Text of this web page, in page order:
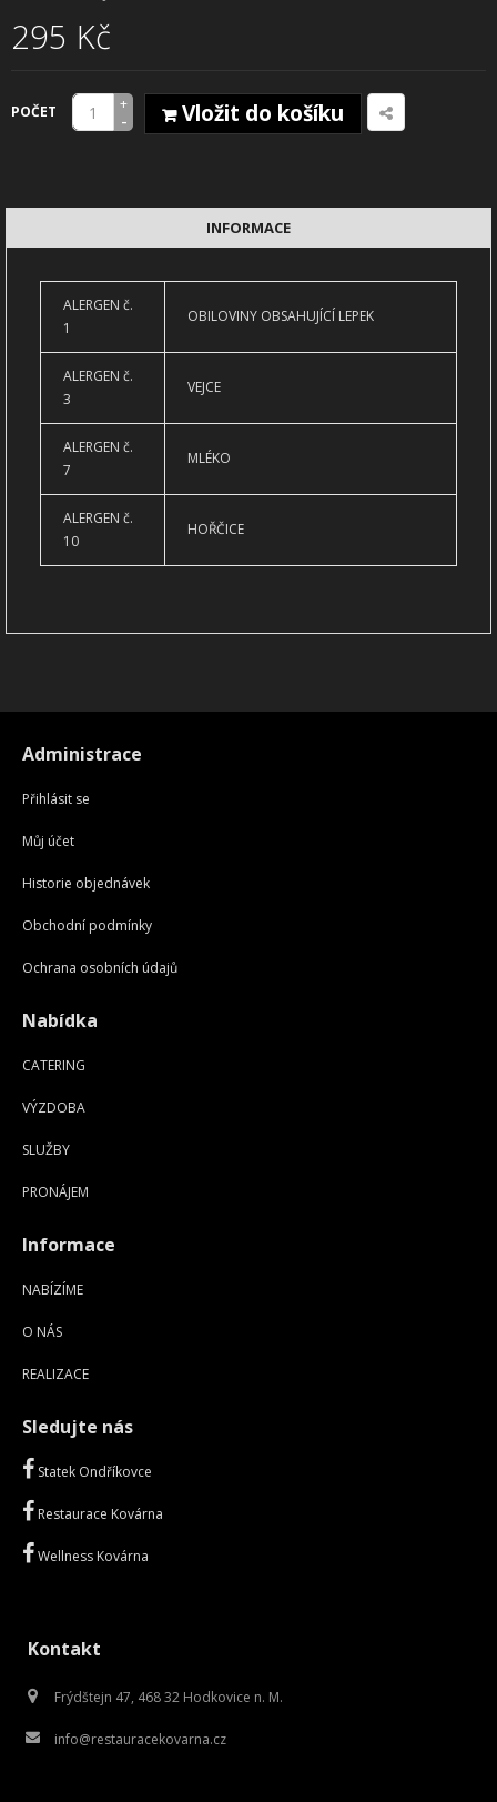
295 Kč
POČET +
- Vložit do košíku
INFORMACE
ALERGEN č.
1
OBILOVINY OBSAHUJÍCÍ LEPEK
ALERGEN č.
3
VEJCE
ALERGEN č.
7
MLÉKO
ALERGEN č.
10
HOŘČICE
Administrace
Přihlásit se
Můj účet
Historie objednávek
Obchodní podmínky
Ochrana osobních údajů
Nabídka
CATERING
VÝZDOBA
SLUŽBY
PRONÁJEM
Informace
NABÍZÍME
O NÁS
REALIZACE
Sledujte nás
Statek Ondříkovce
Restaurace Kovárna
Wellness Kovárna
Kontakt
Frýdštejn 47, 468 32 Hodkovice n. M.
info@restauracekovarna.cz